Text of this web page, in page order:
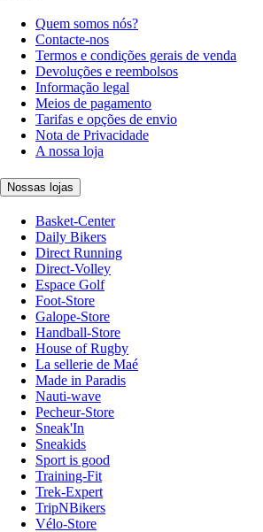
Quem somos nós?
Contacte-nos
Termos e condições gerais de venda
Devoluções e reembolsos
Informação legal
Meios de pagamento
Tarifas e opções de envio
Nota de Privacidade
A nossa loja
Nossas lojas
Basket-Center
Daily Bikers
Direct Running
Direct-Volley
Espace Golf
Foot-Store
Galope-Store
Handball-Store
House of Rugby
La sellerie de Maé
Made in Paradis
Nauti-wave
Pecheur-Store
Sneak'In
Sneakids
Sport is good
Training-Fit
Trek-Expert
TripNBikers
Vélo-Store